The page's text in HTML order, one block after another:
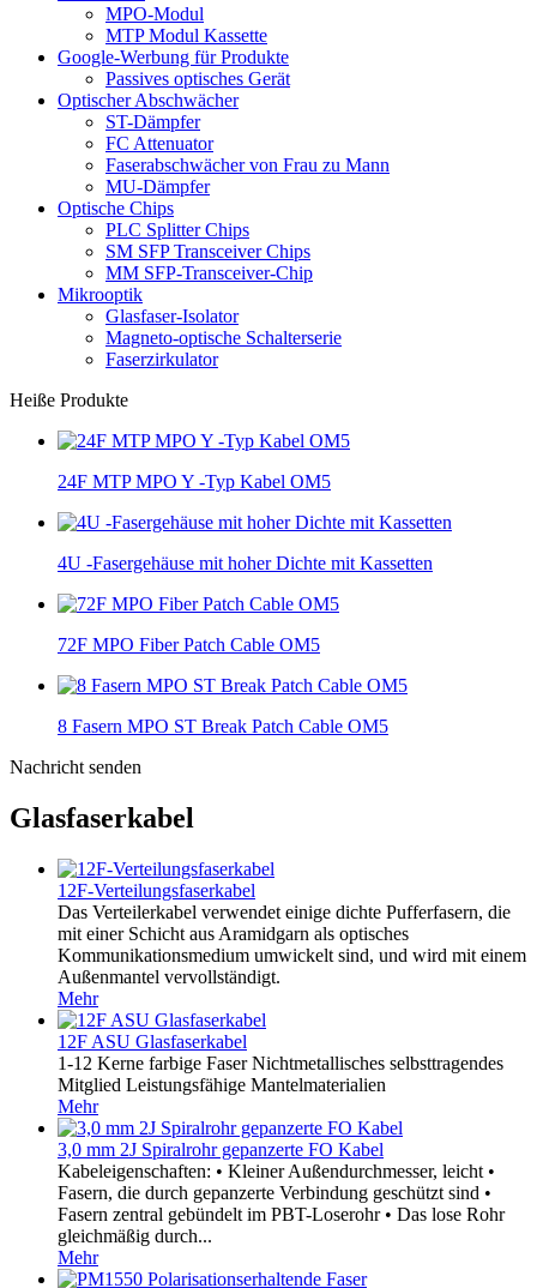
MPO-Modul
MTP Modul Kassette
Google-Werbung für Produkte
Passives optisches Gerät
Optischer Abschwächer
ST-Dämpfer
FC Attenuator
Faserabschwächer von Frau zu Mann
MU-Dämpfer
Optische Chips
PLC Splitter Chips
SM SFP Transceiver Chips
MM SFP-Transceiver-Chip
Mikrooptik
Glasfaser-Isolator
Magneto-optische Schalterserie
Faserzirkulator
Heiße Produkte
24F MTP MPO Y -Typ Kabel OM5
4U -Fasergehäuse mit hoher Dichte mit Kassetten
72F MPO Fiber Patch Cable OM5
8 Fasern MPO ST Break Patch Cable OM5
Nachricht senden
Glasfaserkabel
12F-Verteilungsfaserkabel
Das Verteilerkabel verwendet einige dichte Pufferfasern, die
mit einer Schicht aus Aramidgarn als optisches
Kommunikationsmedium umwickelt sind, und wird mit einem
Außenmantel vervollständigt.
Mehr
12F ASU Glasfaserkabel
1-12 Kerne farbige Faser Nichtmetallisches selbsttragendes
Mitglied Leistungsfähige Mantelmaterialien
Mehr
3,0 mm 2J Spiralrohr gepanzerte FO Kabel
Kabeleigenschaften: • Kleiner Außendurchmesser, leicht •
Fasern, die durch gepanzerte Verbindung geschützt sind •
Fasern zentral gebündelt im PBT-Loserohr • Das lose Rohr
gleichmäßig durch...
Mehr